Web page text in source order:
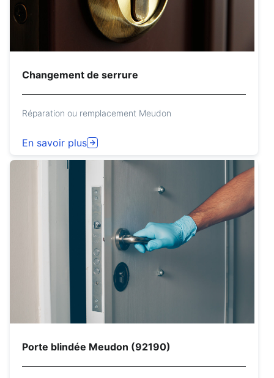
Changement de serrure
Réparation ou remplacement Meudon
En savoir plus
Porte blindée Meudon (92190)